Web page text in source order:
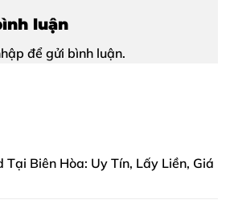
luận
để gửi bình luận.
Tại Biên Hòa: Uy Tín, Lấy Liền, Giá